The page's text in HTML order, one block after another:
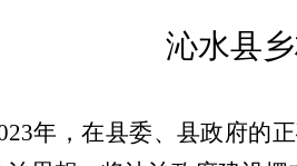
沁水县
年，在县委、县政府的